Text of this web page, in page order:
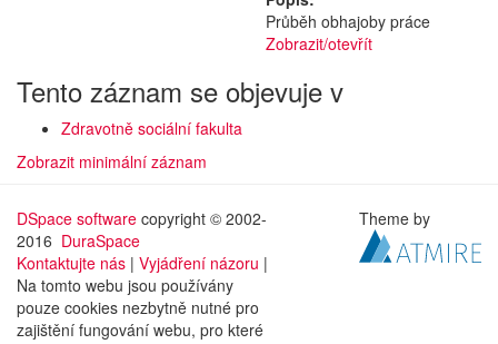
Průběh obhajoby práce
Zobrazit/otevřít
Tento záznam se objevuje v
Zdravotně sociální fakulta
Zobrazit minimální záznam
DSpace software copyright © 2002-
2016 DuraSpace
Kontaktujte nás | Vyjádření názoru |
Na tomto webu jsou používány
pouze cookies nezbytně nutné pro
zajištění fungování webu, pro které
Theme by